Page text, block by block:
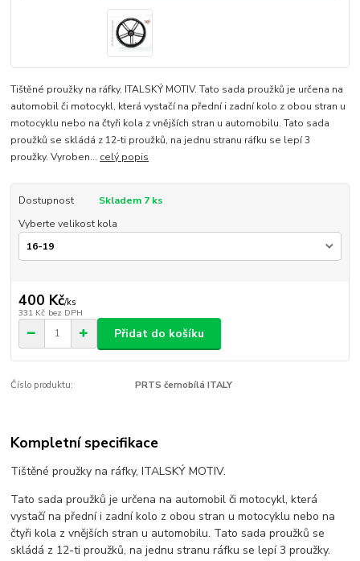
Tištěné proužky na ráfky, ITALSKÝ MOTIV. Tato sada proužků je určena na
automobil či motocykl, která vystačí na přední i zadní kolo z obou stran u
motocyklu nebo na čtyři kola z vnějších stran u automobilu. Tato sada
proužků se skládá z 12-ti proužků, na jednu stranu ráfku se lepí 3
proužky. Vyroben... celý popis
Dostupnost
Skladem 7 ks
Vyberte velikost kola
400 Kč/ks
331 Kč bez DPH
Přidat do košíku
Číslo produktu: PRTS černobílá ITALY
Kompletní specifikace
Tištěné proužky na ráfky, ITALSKÝ MOTIV.
Tato sada proužků je určena na automobil či motocykl, která
vystačí na přední i zadní kolo z obou stran u motocyklu nebo na
čtyři kola z vnějších stran u automobilu. Tato sada proužků se
skládá z 12-ti proužků, na jednu stranu ráfku se lepí 3 proužky.